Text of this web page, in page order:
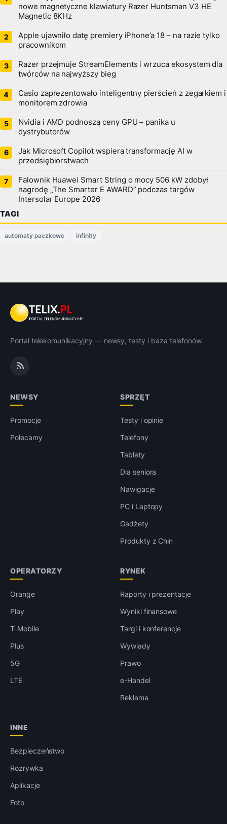
nowe magnetyczne klawiatury Razer Huntsman V3 HE
Magnetic 8KHz
Apple ujawniło datę premiery iPhone’a 18 – na razie tylko
pracownikom
Razer przejmuje StreamElements i wrzuca ekosystem dla
twórców na najwyższy bieg
Casio zaprezentowało inteligentny pierścień z zegarkiem i
monitorem zdrowia
Nvidia i AMD podnoszą ceny GPU – panika u
dystrybutorów
Jak Microsoft Copilot wspiera transformację AI w
przedsiębiorstwach
Falownik Huawei Smart String o mocy 506 kW zdobył
nagrodę „The Smarter E AWARD” podczas targów
Intersolar Europe 2026
TAGI
automaty paczkowe infinity
Portal telekomunikacyjny — newsy, testy i baza telefonów.
NEWSY
Promocje
Polecamy
SPRZĘT
Testy i opinie
Telefony
Tablety
Dla seniora
Nawigacje
PC i Laptopy
Gadżety
Produkty z Chin
OPERATORZY
Orange
Play
T-Mobile
Plus
5G
LTE
RYNEK
Raporty i prezentacje
Wyniki finansowe
Targi i konferencje
Wywiady
Prawo
e-Handel
Reklama
INNE
Bezpieczeństwo
Rozrywka
Aplikacje
Foto